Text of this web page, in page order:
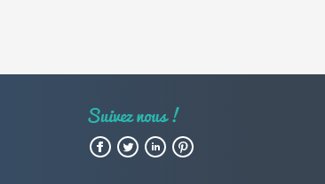
Facebook
TwitterLinkedInPinterest